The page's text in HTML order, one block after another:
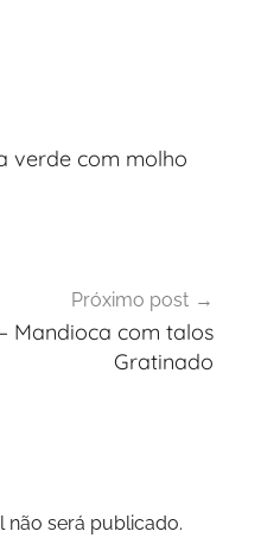
verde com molho
Próximo post
Mandioca com talos
Gratinado
não será publicado.